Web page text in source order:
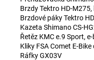
Brzdy Tektro HD-
Brzdové páky Tektro
Kazeta Shimano CS-
Řetěz KMC e.9 Sport,
Kliky FSA Comet E-
Ráfky GX03V